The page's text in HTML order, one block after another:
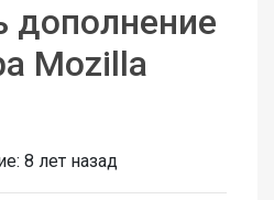
дополнение
Mozilla
8 лет назад